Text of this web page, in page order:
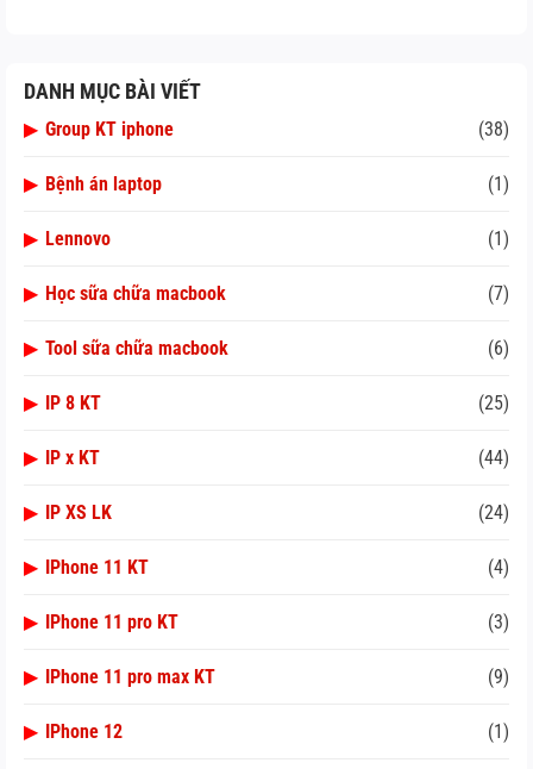
DANH MỤC BÀI VIẾT
▶ Group KT iphone (38)
▶ Bệnh án laptop (1)
▶ Lennovo (1)
▶ Học sữa chữa macbook (7)
▶ Tool sữa chữa macbook (6)
▶ IP 8 KT (25)
▶ IP x KT (44)
▶ IP XS LK (24)
▶ IPhone 11 KT (4)
▶ IPhone 11 pro KT (3)
▶ IPhone 11 pro max KT (9)
▶ IPhone 12 (1)